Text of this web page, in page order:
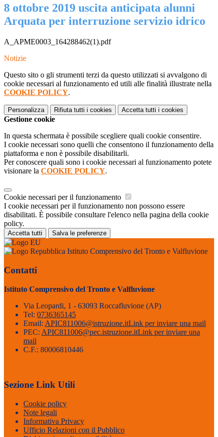
8 ottobre 2019 uscita anticipata alunni
Arquata per interruzione servizio idrico
A_APME0003_164288462(1).pdf
Notizie
Questo sito o gli strumenti terzi da questo utilizzati si avvalgono di
cookie necessari al funzionamento ed utili alle finalità illustrate nella
COOKIE POLICY.
Personalizza Rifiuta tutti i cookies Accetta tutti i cookies
Gestione cookie
In questa schermata è possibile scegliere quali cookie consentire.
I cookie necessari sono quelli che consentono il funzionamento della
piattaforma e non è possibile disabilitarli.
Per conoscere quali sono i cookie necessari al funzionamento potete
visionare la COOKIE POLICY.
Cookie necessari per il funzionamento
I cookie necessari per il funzionamento non possono essere
disabilitati. È possibile consultare l'elenco nella pagina della cookie
policy.
Accetta tutti Salva le preferenze
Istituto Comprensivo del Tronto e Valfluvione
Contatti
Istituto Comprensivo del Tronto e Valfluvione
Via Leopardi, 1 - 63093 Roccafluvione (AP)
Tel: 0736365145
Email: APIC811006@istruzione.itLink per inviare una mail
PEC: APIC811006@pec.istruzione.itLink per inviare una
mail
C.F.: 80006810446
Sezione Link Utili
Cookie policy
Note legali
Informativa Privacy
Ufficio Relazioni con il Pubblico